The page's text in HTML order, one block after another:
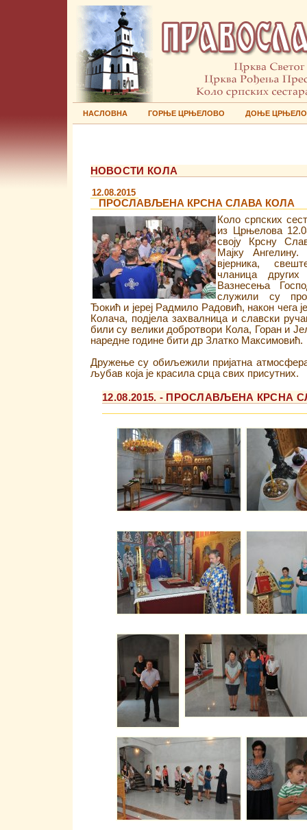
НАСЛОВНА ГОРЊЕ ЦРЊЕЛОВО ДОЊЕ
НОВОСТИ КОЛА
12.08.2015
ПРОСЛАВЉЕНА КРСНА СЛАВА КОЛА
Коло српских
из Црњелова
своју Крсну
Мајку
вјерника,
чланица
Вазнесења
служили су
Ђокић и јереј Радмило Радовић, након чега
Колача, подјела захвалница и славски
били су велики добротвори Кола, Горан и
наредне године бити др Златко Максимовић.
Дружење су обиљежили пријатна
љубав која је красила срца свих присутних.​
12.08.2015. - ПРОСЛАВЉЕНА КРСНА